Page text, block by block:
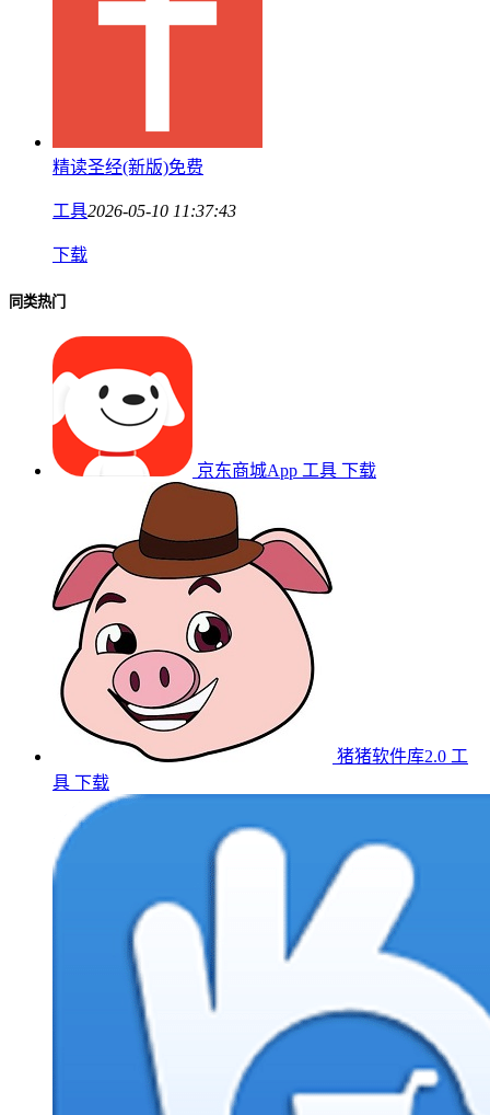
精读圣经(新版)免费
工具2026-05-10 11:37:43
下载
同类热门
京东商城App 工具 下载
猪猪软件库2.0 工
具 下载